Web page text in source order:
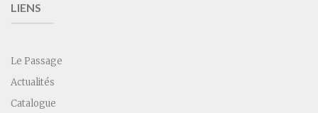
LIENS
Le Passage
Actualités
Catalogue